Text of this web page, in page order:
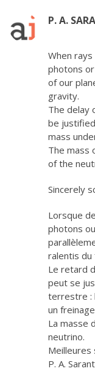
P. A.
When
photons
of our
gravity.
The delay
be
mass
The mass
of the
Sincerely
Lorsque
photons
ralentis
Le retard
peut se
terrestre :
un
La masse
neutrino.
Meilleures
P. A.